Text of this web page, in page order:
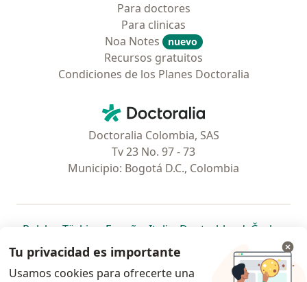
Para doctores
Para clinicas
Noa Notes
nuevo
Recursos gratuitos
Condiciones de los Planes Doctoralia
Doctoralia - Página de inicio
Doctoralia Colombia, SAS
Tv 23 No. 97 - 73
Municipio: Bogotá D.C., Colombia
Polska se abre en una nueva pestaña
Türkiye se abre en una nueva pestaña
España se abre en una nueva pestaña
Italia se abre en una nueva
Deutschlandse abre en
Česko
Portugal
se abre en una nueva pestaña
México se abre en una nueva pestaña
Chile se abre en una nueva pestaña
Brasil se abre en una nueva
se abre en
se
se abre en una nueva
Tu privacidad es importante
Usamos cookies para ofrecerte una